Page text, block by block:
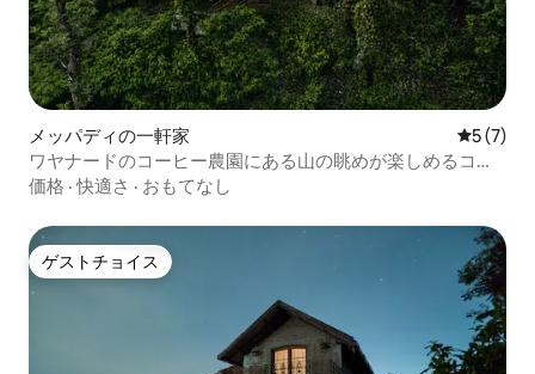
メッパディの一軒家 レビュー
5 (7)
ワヤナードのコーヒー農園にある山の眺めが楽しめるコテ
ージ
価格 ·快適さ · おもてなし
ゲストチョイス
ゲストチョイス